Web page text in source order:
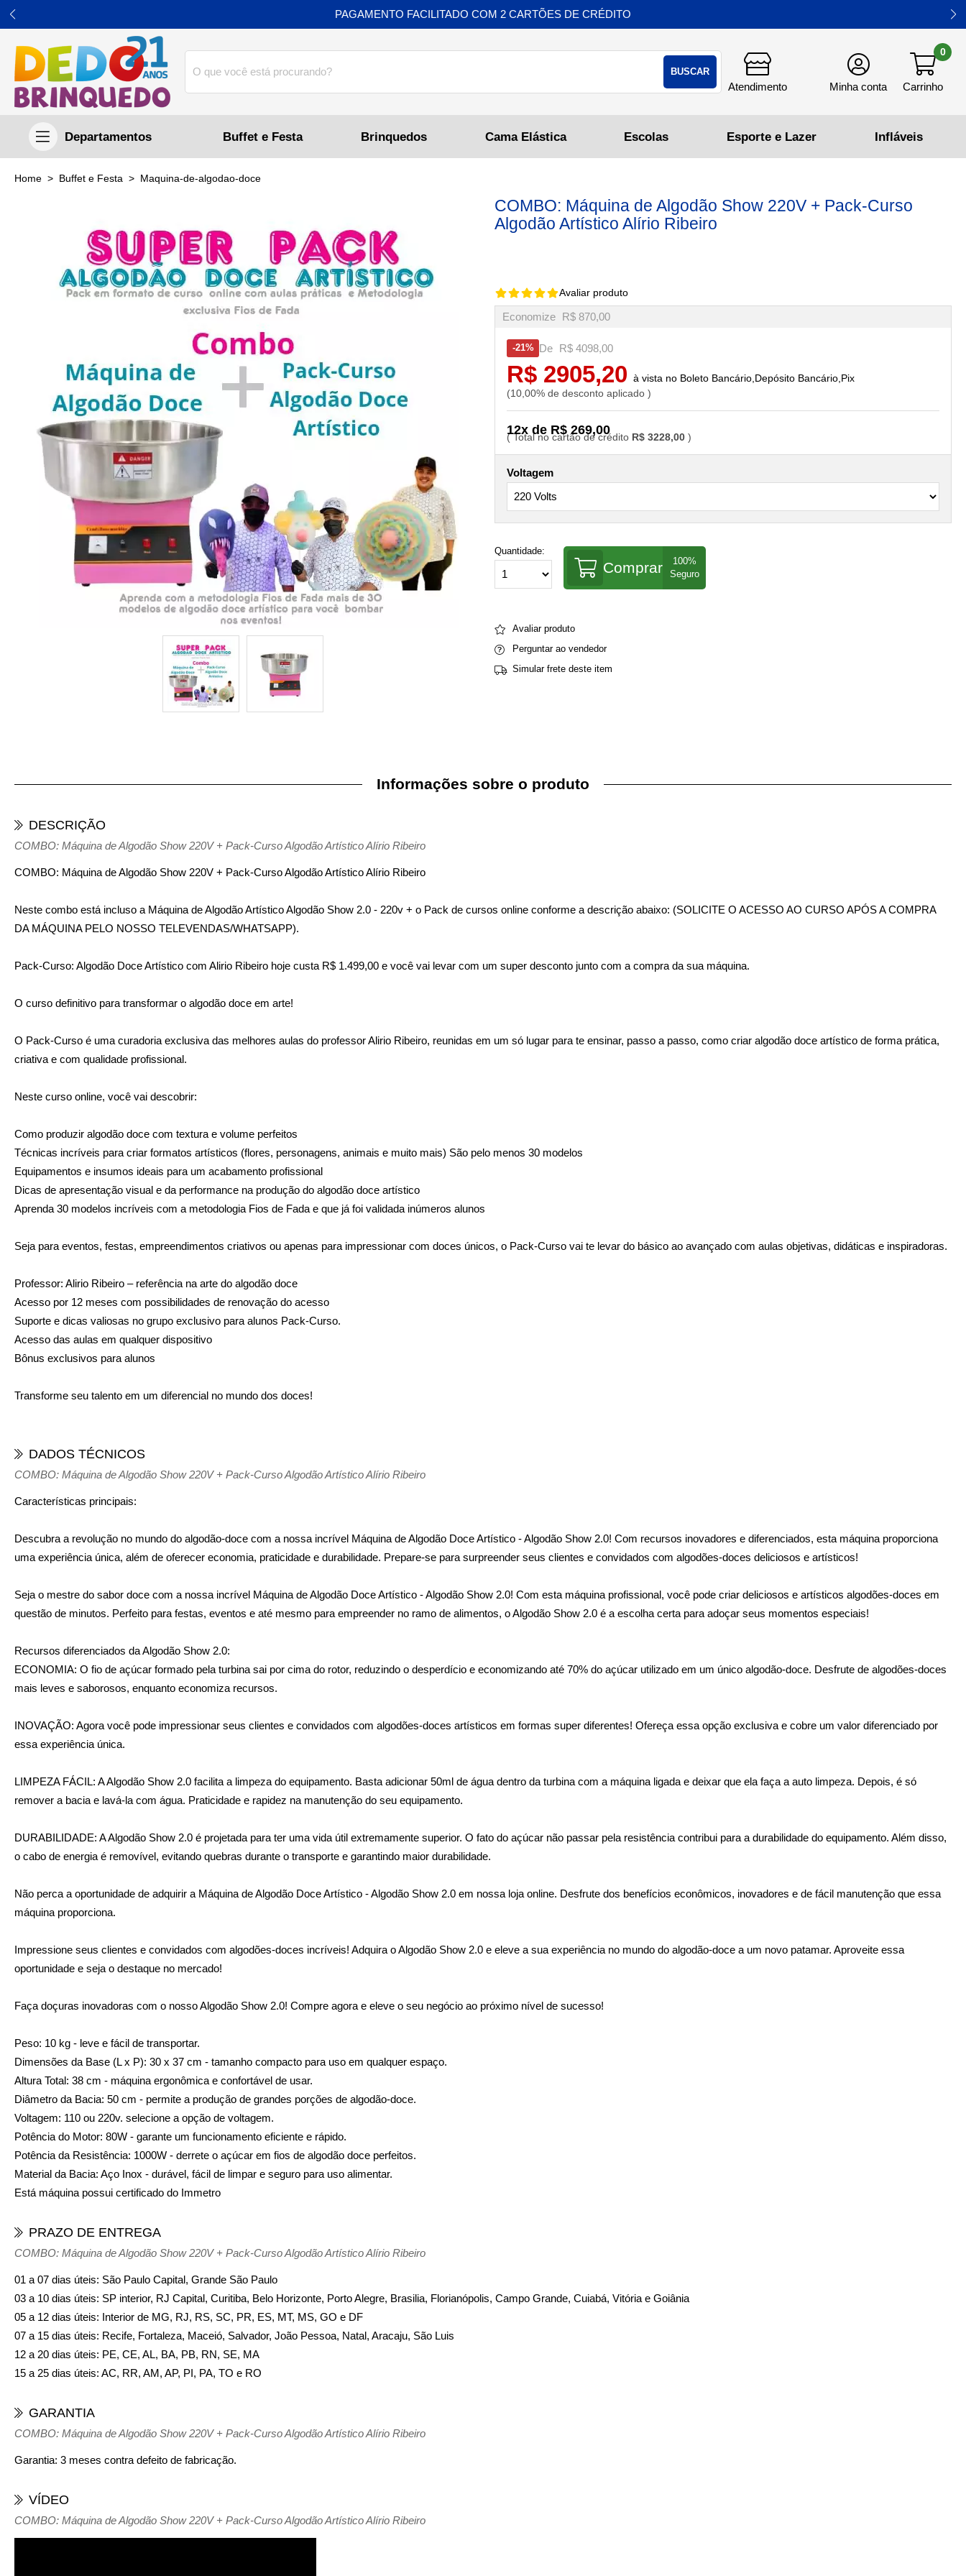
BUSCAR
0
Buffet e Festa Brinquedos Cama Elástica
PAGAMENTO FACILITADO COM 2 CARTÕES DE CRÉDITO
home Buffet e Festa maquina-de-algodao-doce
COMBO: Máquina de Algodão Show 220V + Pack-Curso
Algodão Artístico Alírio Ribeiro
Avaliar produto
De R$ 4098,00
R$ 3228,00
Economize R$ 870,00
21%
12x de R$ 269,00
R$ 2905,20
10,00% de desconto aplicado
Boleto Bancário,Depósito Bancário,Pix
Voltagem
Quantidade:
Comprar
Avaliar produto
Perguntar ao vendedor
Simular frete deste item
Informações sobre o produto
DESCRIÇÃO
COMBO: Máquina de Algodão Show 220V + Pack-Curso Algodão Artístico Alírio Ribeiro
COMBO: Máquina de Algodão Show 220V + Pack-Curso Algodão Artístico Alírio Ribeiro
Neste combo está incluso a Máquina de Algodão Artístico Algodão Show 2.0 - 220v + o Pack de cursos online conforme a descrição abaixo: (SOLICITE O ACESSO AO CURSO APÓS A COMPRA
DA MÁQUINA PELO NOSSO TELEVENDAS/WHATSAPP).
Pack-Curso: Algodão Doce Artístico com Alirio Ribeiro hoje custa R$ 1.499,00 e você vai levar com um super desconto junto com a compra da sua máquina.
O curso definitivo para transformar o algodão doce em arte!
O Pack-Curso é uma curadoria exclusiva das melhores aulas do professor Alirio Ribeiro, reunidas em um só lugar para te ensinar, passo a passo, como criar algodão doce artístico de forma prática,
criativa e com qualidade profissional.
Neste curso online, você vai descobrir:
Como produzir algodão doce com textura e volume perfeitos
Técnicas incríveis para criar formatos artísticos (flores, personagens, animais e muito mais) São pelo menos 30 modelos
Equipamentos e insumos ideais para um acabamento profissional
Dicas de apresentação visual e da performance na produção do algodão doce artístico
Aprenda 30 modelos incríveis com a metodologia Fios de Fada e que já foi validada inúmeros alunos
Seja para eventos, festas, empreendimentos criativos ou apenas para impressionar com doces únicos, o Pack-Curso vai te levar do básico ao avançado com aulas objetivas, didáticas e inspiradoras.
Professor: Alirio Ribeiro – referência na arte do algodão doce
Acesso por 12 meses com possibilidades de renovação do acesso
Suporte e dicas valiosas no grupo exclusivo para alunos Pack-Curso.
Acesso das aulas em qualquer dispositivo
Bônus exclusivos para alunos
Transforme seu talento em um diferencial no mundo dos doces!
DADOS TÉCNICOS
COMBO: Máquina de Algodão Show 220V + Pack-Curso Algodão Artístico Alírio Ribeiro
Características principais:
Descubra a revolução no mundo do algodão-doce com a nossa incrível Máquina de Algodão Doce Artístico - Algodão Show 2.0! Com recursos inovadores e diferenciados, esta máquina proporciona
uma experiência única, além de oferecer economia, praticidade e durabilidade. Prepare-se para surpreender seus clientes e convidados com algodões-doces deliciosos e artísticos!
Seja o mestre do sabor doce com a nossa incrível Máquina de Algodão Doce Artístico - Algodão Show 2.0! Com esta máquina profissional, você pode criar deliciosos e artísticos algodões-doces em
questão de minutos. Perfeito para festas, eventos e até mesmo para empreender no ramo de alimentos, o Algodão Show 2.0 é a escolha certa para adoçar seus momentos especiais!
Recursos diferenciados da Algodão Show 2.0:
ECONOMIA: O fio de açúcar formado pela turbina sai por cima do rotor, reduzindo o desperdício e economizando até 70% do açúcar utilizado em um único algodão-doce. Desfrute de algodões-doces
mais leves e saborosos, enquanto economiza recursos.
INOVAÇÃO: Agora você pode impressionar seus clientes e convidados com algodões-doces artísticos em formas super diferentes! Ofereça essa opção exclusiva e cobre um valor diferenciado por
essa experiência única.
LIMPEZA FÁCIL: A Algodão Show 2.0 facilita a limpeza do equipamento. Basta adicionar 50ml de água dentro da turbina com a máquina ligada e deixar que ela faça a auto limpeza. Depois, é só
remover a bacia e lavá-la com água. Praticidade e rapidez na manutenção do seu equipamento.
DURABILIDADE: A Algodão Show 2.0 é projetada para ter uma vida útil extremamente superior. O fato do açúcar não passar pela resistência contribui para a durabilidade do equipamento. Além disso,
o cabo de energia é removível, evitando quebras durante o transporte e garantindo maior durabilidade.
Não perca a oportunidade de adquirir a Máquina de Algodão Doce Artístico - Algodão Show 2.0 em nossa loja online. Desfrute dos benefícios econômicos, inovadores e de fácil manutenção que essa
máquina proporciona.
Impressione seus clientes e convidados com algodões-doces incríveis! Adquira o Algodão Show 2.0 e eleve a sua experiência no mundo do algodão-doce a um novo patamar. Aproveite essa
oportunidade e seja o destaque no mercado!
Faça doçuras inovadoras com o nosso Algodão Show 2.0! Compre agora e eleve o seu negócio ao próximo nível de sucesso!
Peso: 10 kg - leve e fácil de transportar.
Dimensões da Base (L x P): 30 x 37 cm - tamanho compacto para uso em qualquer espaço.
Altura Total: 38 cm - máquina ergonômica e confortável de usar.
Diâmetro da Bacia: 50 cm - permite a produção de grandes porções de algodão-doce.
Voltagem: 110 ou 220v. selecione a opção de voltagem.
Potência do Motor: 80W - garante um funcionamento eficiente e rápido.
Potência da Resistência: 1000W - derrete o açúcar em fios de algodão doce perfeitos.
Material da Bacia: Aço Inox - durável, fácil de limpar e seguro para uso alimentar.
Está máquina possui certificado do Immetro
PRAZO DE ENTREGA
COMBO: Máquina de Algodão Show 220V + Pack-Curso Algodão Artístico Alírio Ribeiro
01 a 07 dias úteis: São Paulo Capital, Grande São Paulo
03 a 10 dias úteis: SP interior, RJ Capital, Curitiba, Belo Horizonte, Porto Alegre, Brasilia, Florianópolis, Campo Grande, Cuiabá, Vitória e Goiânia
05 a 12 dias úteis: Interior de MG, RJ, RS, SC, PR, ES, MT, MS, GO e DF
07 a 15 dias úteis: Recife, Fortaleza, Maceió, Salvador, João Pessoa, Natal, Aracaju, São Luis
12 a 20 dias úteis: PE, CE, AL, BA, PB, RN, SE, MA
15 a 25 dias úteis: AC, RR, AM, AP, PI, PA, TO e RO
GARANTIA
COMBO: Máquina de Algodão Show 220V + Pack-Curso Algodão Artístico Alírio Ribeiro
Garantia: 3 meses contra defeito de fabricação.
VÍDEO
COMBO: Máquina de Algodão Show 220V + Pack-Curso Algodão Artístico Alírio Ribeiro